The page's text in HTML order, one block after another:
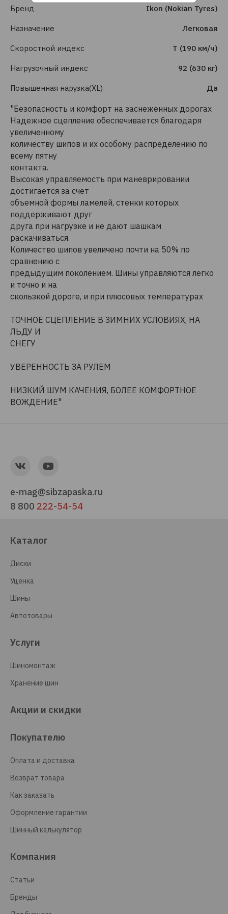
Бренд Ikon (Nokian Tyres)
Назначение Легковая
Скоростной индекс T (190 км/ч)
Нагрузочный индекс 92 (630 кг)
Повышенная нарузка(XL) Да
"Безопасность и комфорт на заснеженных дорогах
Надежное сцепление обеспечивается благодаря
увеличенному
количеству шипов и их особому распределению по
всему пятну
контакта.
Высокая управляемость при маневрировании
достигается за счет
объемной формы ламелей, стенки которых
поддерживают друг
друга при нагрузке и не дают шашкам
раскачиваться.
Количество шипов увеличено почти на 50% по
сравнению с
предыдущим поколением. Шины управляются легко
и точно и на
скользкой дороге, и при плюсовых температурах
ТОЧНОЕ СЦЕПЛЕНИЕ В ЗИМНИХ УСЛОВИЯХ, НА
ЛЬДУ И
СНЕГУ
УВЕРЕННОСТЬ ЗА РУЛЕМ
НИЗКИЙ ШУМ КАЧЕНИЯ, БОЛЕЕ КОМФОРТНОЕ
ВОЖДЕНИЕ"
e-mag@sibzapaska.ru
8 800 222-54-54
Каталог
Диски
Уценка
Шины
Автотовары
Услуги
Шиномонтаж
Хранение шин
Акции и скидки
Покупателю
Оплата и доставка
Возврат товара
Как заказать
Оформление гарантии
Шинный калькулятор
Компания
Статьи
Бренды